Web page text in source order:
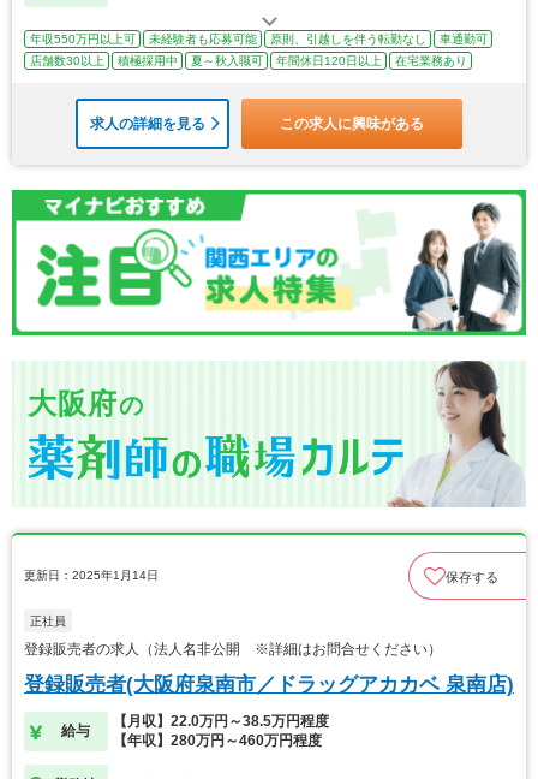
年収550万円以上可 未経験者も応募可能 原則、引越しを伴う転勤なし
車通勤可
店舗数30以上
積極採用中 夏～秋入職可 年間休日120日以上 在宅業務あり
求人の詳細を見る この求人に興味がある
大阪府の
更新日：2025年1月14日 保存する
正社員
登録販売者の求人（法人名非公開 ※詳細はお問合せください）
登録販売者(大阪府泉南市／ドラッグアカカベ 泉南店)
給与
【月収】22.0万円～38.5万円程度
【年収】280万円～460万円程度